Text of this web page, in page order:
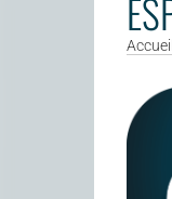
Accueil